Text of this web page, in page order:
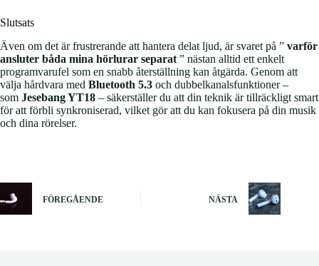
Slutsats
Även om det är frustrerande att hantera delat ljud, är svaret på ” varför
ansluter båda mina hörlurar separat ” nästan alltid ett enkelt
programvarufel som en snabb återställning kan åtgärda. Genom att
välja hårdvara med Bluetooth 5.3 och dubbelkanalsfunktioner –
som Jesebang YT18 – säkerställer du att din teknik är tillräckligt smart
för att förbli synkroniserad, vilket gör att du kan fokusera på din musik
och dina rörelser.
FÖREGÅENDE NÄSTA